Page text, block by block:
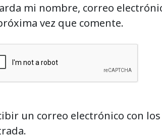
mi nombre, correo
vez que comente.
un correo electrónico con